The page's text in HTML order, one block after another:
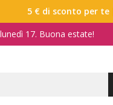
5 € di sconto per te
17. Buona estate!